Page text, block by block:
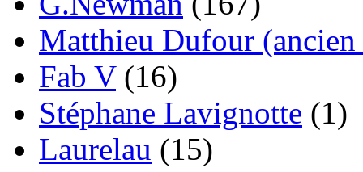
Matthieu Dufour (ancien
Fab V(16)
Stéphane Lavignotte (1)
Laurelau (15)